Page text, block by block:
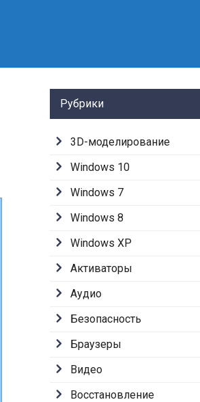
Рубрики
3D-моделирование
Windows 10
Windows 7
Windows 8
Windows XP
Активаторы
Аудио
Безопасность
Браузеры
Видео
Восстановление